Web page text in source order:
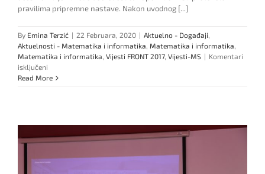
pravilima pripremne nastave. Nakon uvodnog [...]
By Emina Terzić | 22 Februara, 2020 | Aktuelno - Događaji
Aktuelnosti - Matematika i informatika Matematika i informatika
Matematika i informatika Vijesti FRONT 2017, Vijesti-MS | Komentari
isključeni
Održana
pripremna
olimpijadu”
Read More